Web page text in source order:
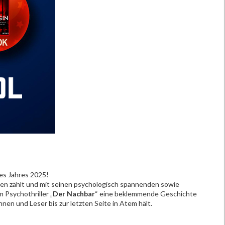
Jahres 2025!
zählt und mit seinen psychologisch spannenden sowie
Psychothriller „Der Nachbar“ eine beklemmende Geschichte
und Leser bis zur letzten Seite in Atem hält.